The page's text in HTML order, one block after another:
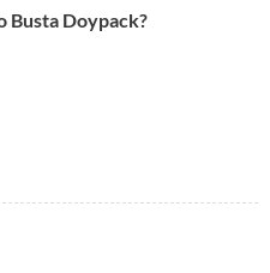
Busta Doypack?